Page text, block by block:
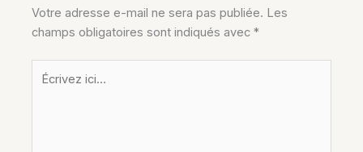
Votre adresse e-mail ne sera pas publiée. Les
champs obligatoires sont indiqués avec*
Écrivez
ici…